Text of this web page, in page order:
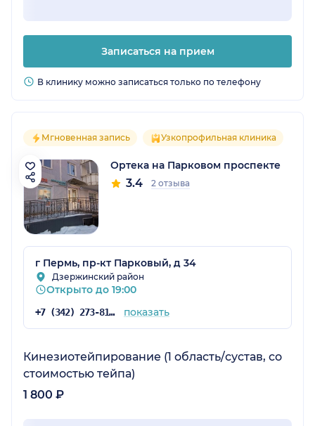
Записаться на прием
В клинику можно записаться только по телефону
Мгновенная запись Узкопрофильная клиника
Ортека на Парковом проспекте
3.4 2 отзыва
г Пермь, пр-кт Парковый, д 34
Дзержинский район
Открыто до 19:00
+7 (342) 273-81-41 показать
Кинезиотейпирование (1 область/сустав, со
стоимостью тейпа)
1 800 ₽